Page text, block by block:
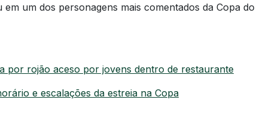
um dos personagens mais comentados da Copa do
por rojão aceso por jovens dentro de restaurante
e escalações da estreia na Copa